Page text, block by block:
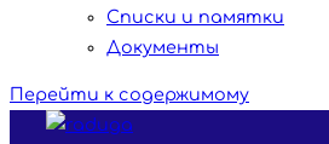
Списки и памятки
Документы
Перейти к содержимому